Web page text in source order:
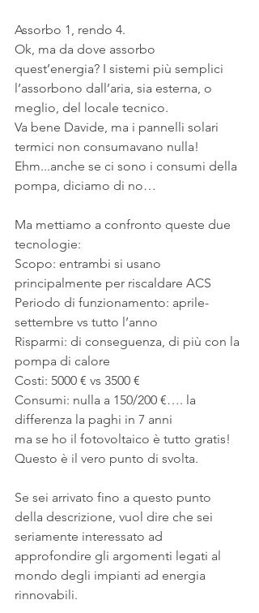
Assorbo 1, rendo 4.
Ok, ma da dove assorbo
quest’energia? I sistemi più semplici
l’assorbono dall’aria, sia esterna, o
meglio, del locale tecnico.
Va bene Davide, ma i pannelli solari
termici non consumavano nulla!
Ehm...anche se ci sono i consumi della
pompa, diciamo di no…
Ma mettiamo a confronto queste due
tecnologie:
Scopo: entrambi si usano
principalmente per riscaldare ACS
Periodo di funzionamento: aprile-
settembre vs tutto l’anno
Risparmi: di conseguenza, di più con la
pompa di calore
Costi: 5000 € vs 3500 €
Consumi: nulla a 150/200 €…. la
differenza la paghi in 7 anni
ma se ho il fotovoltaico è tutto gratis!
Questo è il vero punto di svolta.
Se sei arrivato fino a questo punto
della descrizione, vuol dire che sei
seriamente interessato ad
approfondire gli argomenti legati al
mondo degli impianti ad energia
rinnovabili.